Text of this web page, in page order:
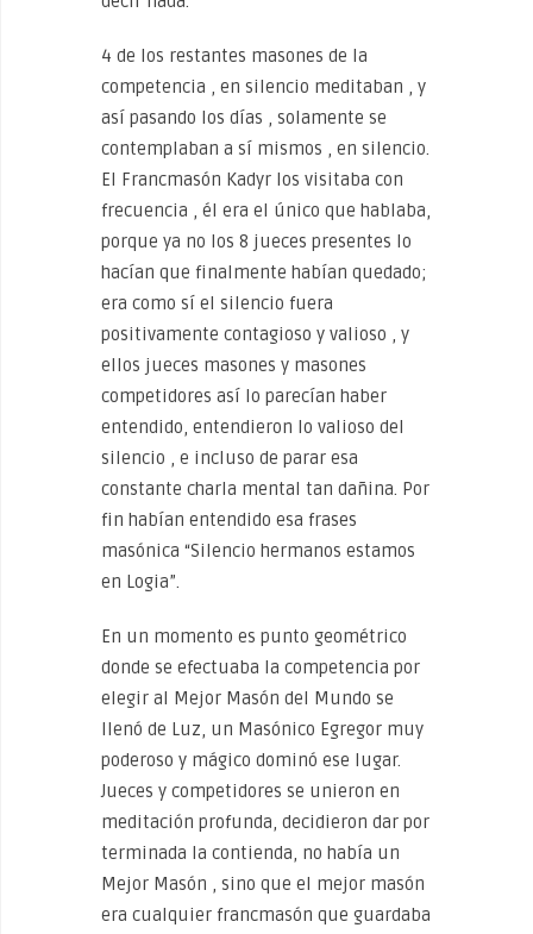
4 de los restantes masones de la
competencia , en silencio meditaban , y
así pasando los días , solamente se
contemplaban a sí mismos , en silencio.
El Francmasón Kadyr los visitaba con
frecuencia , él era el único que hablaba,
porque ya no los 8 jueces presentes lo
hacían que finalmente habían quedado;
era como sí el silencio fuera
positivamente contagioso y valioso , y
ellos jueces masones y masones
competidores así lo parecían haber
entendido, entendieron lo valioso del
silencio , e incluso de parar esa
constante charla mental tan dañina. Por
fin habían entendido esa frases
masónica “Silencio hermanos estamos
en Logia”.
En un momento es punto geométrico
donde se efectuaba la competencia por
elegir al Mejor Masón del Mundo se
llenó de Luz, un Masónico Egregor muy
poderoso y mágico dominó ese lugar.
Jueces y competidores se unieron en
meditación profunda, decidieron dar por
terminada la contienda, no había un
Mejor Masón , sino que el mejor masón
era cualquier francmasón que guardaba